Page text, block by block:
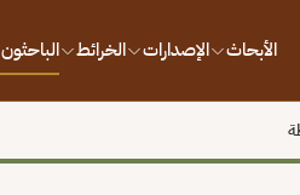
الأبحاث الإصدارات الخرائط الباحثون